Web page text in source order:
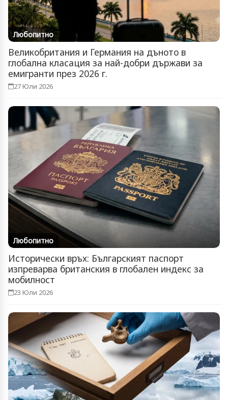
Любопитно
Великобритания и Германия на дъното в
глобална класация за най-добри държави за
емигранти през 2026 г.
27 Юли 2026
Любопитно
Исторически връх: Българският паспорт
изпреварва британския в глобален индекс за
мобилност
23 Юли 2026